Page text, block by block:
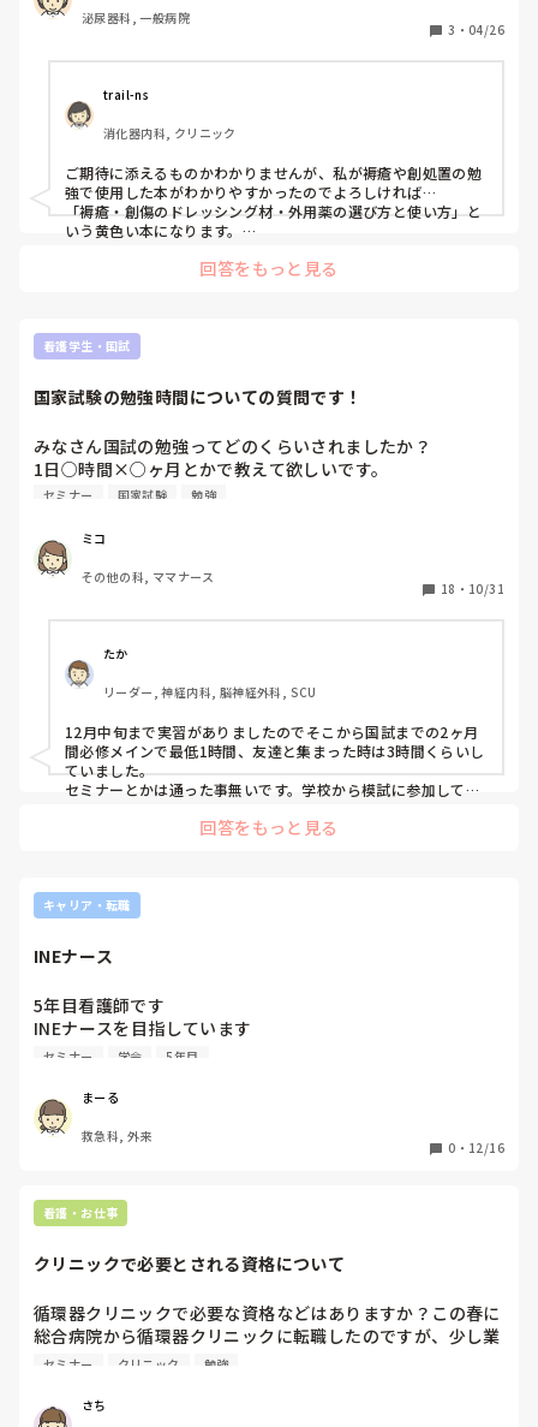
泌尿器科, 一般病院
3 ・ 04/26
trail-ns
消化器内科, クリニック
ご期待に添えるものかわかりませんが、私が褥瘡や創処置の勉
強で使用した本がわかりやすかったのでよろしければ…
「褥瘡・創傷のドレッシング材・外用薬の選び方と使い方」と
いう黄色い本になります。
グ材や外用薬の選択の仕方が書かれています。多くあるドレッ
回答をもっと見る
看護学生・国試
国家試験の勉強時間についての質問です！
みなさん国試の勉強ってどのくらいされましたか？
1日○時間×○ヶ月とかで教えて欲しいです。
あとセミナーとか通ってましたか？？
セミナー 国家試験 勉強
ミコ
その他の科, ママナース
18 ・ 10/31
たか
リーダー, 神経内科, 脳神経外科, SCU
12月中旬まで実習がありましたのでそこから国試までの2ヶ月
間必修メインで最低1時間、友達と集まった時は3時間くらいし
ていました。
セミナーとかは通った事無いです。学校から模試に参加してい
ので必修以外はあまりしていませんでした。
回答をもっと見る
キャリア・転職
INEナース
5年目看護師です
INEナースを目指しています
今50件くらいの治療に参加しました
ですが、おすすめなどあれば教えてほしいです
セミナー 学会 5年目
まーる
救急科, 外来
0 ・ 12/16
看護・お仕事
クリニックで必要とされる資格について
循環器クリニックで必要な資格などはありますか？この春に
総合病院から循環器クリニックに転職したのですが、少し業
務に慣れてきたのでなにか資格がとれればと思っています。
セミナー クリニック 勉強
さち